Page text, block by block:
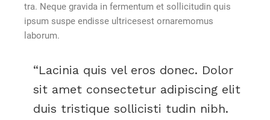
tra. Neque gravida in fermentum et sollicitudin quis
ipsum suspe endisse ultricesest ornaremomus
laborum.
Lacinia quis vel eros donec. Dolor
sit amet consectetur adipiscing elit
duis tristique sollicisti tudin nibh.